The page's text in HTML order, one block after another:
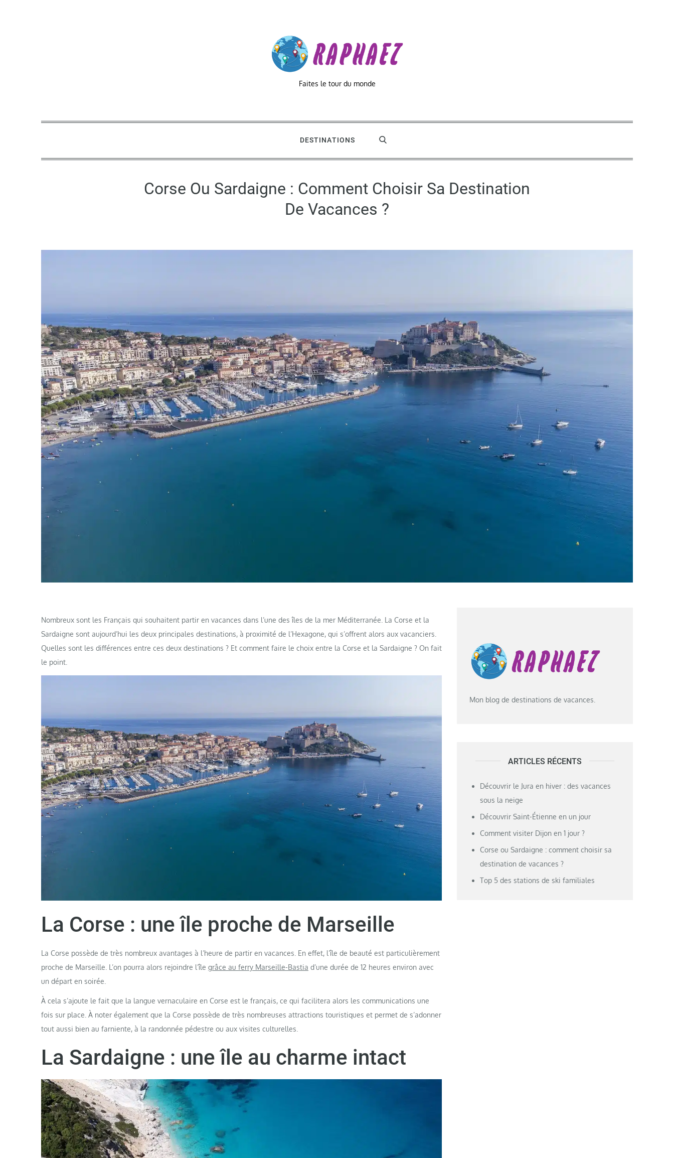
Faites le tour du monde
DESTINATIONS
Corse Ou Sardaigne : Comment Choisir Sa Destination
De Vacances ?
Nombreux sont les Français qui souhaitent partir en vacances dans l’une des îles de la mer Méditerranée. La Corse et la
Sardaigne sont aujourd’hui les deux principales destinations, à proximité de l’Hexagone, qui s’offrent alors aux vacanciers.
Quelles sont les différences entre ces deux destinations ? Et comment faire le choix entre la Corse et la Sardaigne ? On fait
le point.
La Corse : une île proche de Marseille
La Corse possède de très nombreux avantages à l’heure de partir en vacances. En effet, l’île de beauté est particulièrement
proche de Marseille. L’on pourra alors rejoindre l’île grâce au ferry Marseille-Bastia d’une durée de 12 heures environ avec
un départ en soirée.
À cela s’ajoute le fait que la langue vernaculaire en Corse est le français, ce qui facilitera alors les communications une
fois sur place. À noter également que la Corse possède de très nombreuses attractions touristiques et permet de s’adonner
tout aussi bien au farniente, à la randonnée pédestre ou aux visites culturelles.
La Sardaigne : une île au charme intact
Mon blog de destinations de vacances.
ARTICLES RÉCENTS
Découvrir le Jura en hiver : des vacances
sous la neige
Découvrir Saint-Étienne en un jour
Comment visiter Dijon en 1 jour ?
Corse ou Sardaigne : comment choisir sa
destination de vacances ?
Top 5 des stations de ski familiales